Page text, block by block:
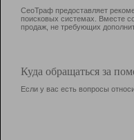
СеоТраф предоставляет
поисковых системах. Вместе
продаж, не требующих
Куда обращаться за
Если у вас есть вопросы